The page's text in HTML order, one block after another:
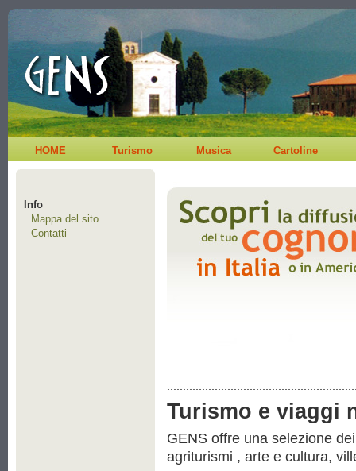
HOME Turismo Musica Cartoline
Info
Mappa del sito
Contatti
Turismo e viaggi
GENS offre una selezione
agriturismi , arte e cultura,